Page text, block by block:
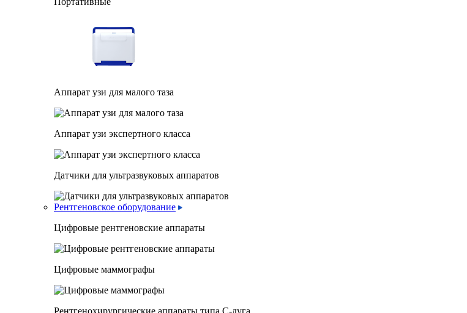
Аппарат узи для малого таза
Аппарат узи экспертного класса
Датчики для ультразвуковых аппаратов
Рентгеновское оборудование
Цифровые рентгеновские аппараты
Цифровые маммографы
Рентгенохирургические аппараты типа C-дуга